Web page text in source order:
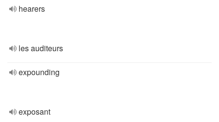
hearers
les auditeurs
expounding
exposant